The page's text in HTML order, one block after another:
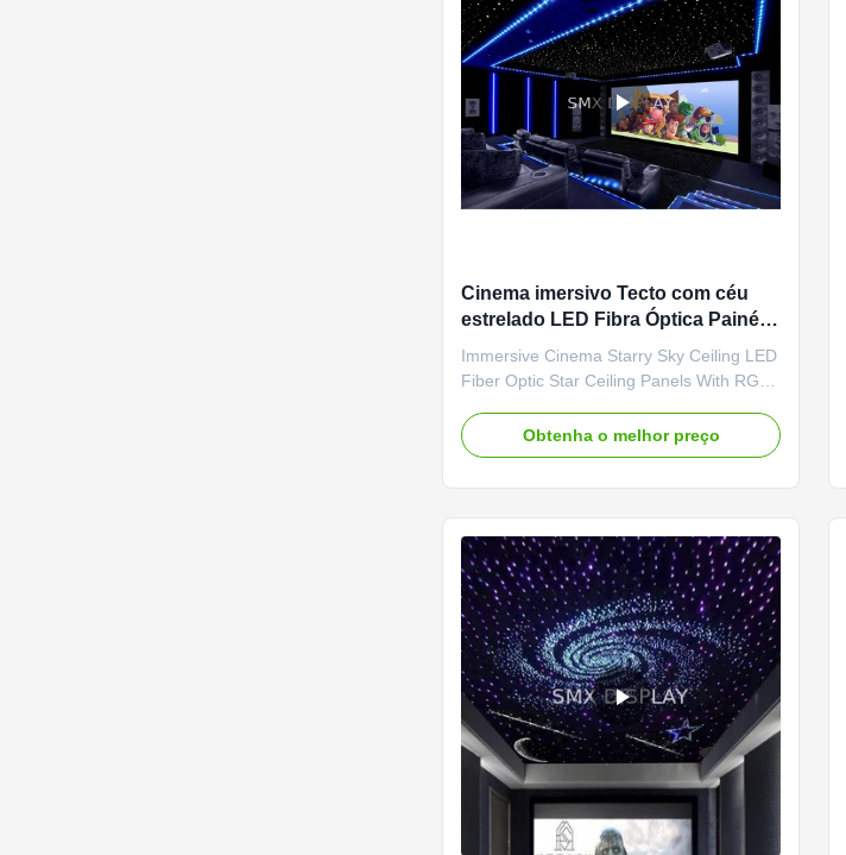
Cinema imersivo Tecto com céu
estrelado LED Fibra Óptica Painéis
de tecto com estrelas com cores
RGB e brancas
Immersive Cinema Starry Sky Ceiling LED
Fiber Optic Star Ceiling Panels With RGB
music and media rooms and bedrooms,
star ceilings create a stunning ambiance
Obtenha o melhor preço